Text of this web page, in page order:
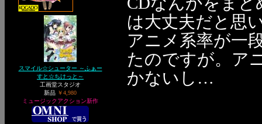
スマイル☆シューター ～ふぁー
すと☆ちけっと～
工画堂スタジオ
新品 ￥4,980
ミュージックアクション新作
は大丈夫だと思
アニメ系率が一
たのですが。ア
かないし…